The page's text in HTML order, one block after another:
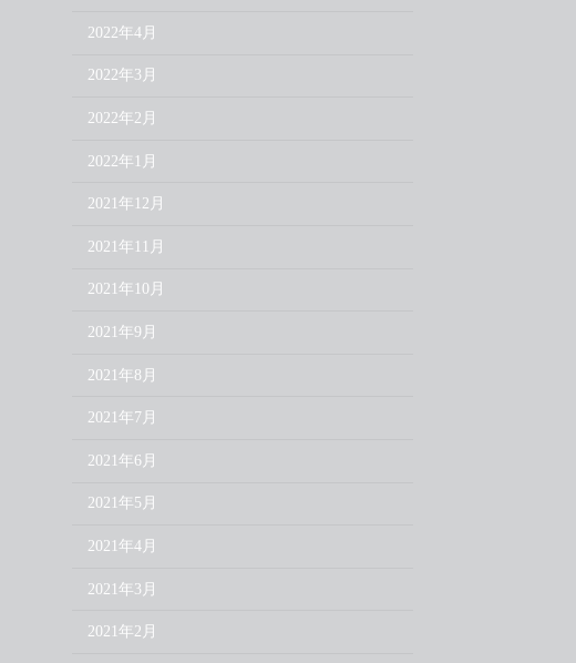
2022年4月
2022年3月
2022年2月
2022年1月
2021年12月
2021年11月
2021年10月
2021年9月
2021年8月
2021年7月
2021年6月
2021年5月
2021年4月
2021年3月
2021年2月